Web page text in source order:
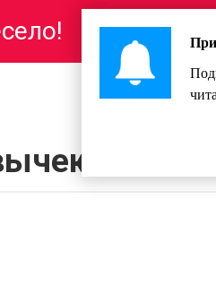
Главная